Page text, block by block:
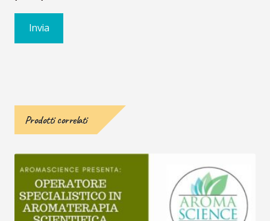
Prodotti correlati